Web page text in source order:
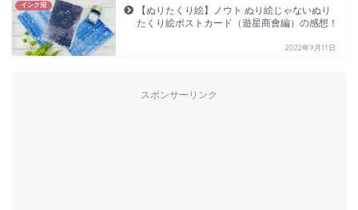
インク沼
【ぬりたくり絵】ノウト ぬり絵じゃないぬり
たくり絵ポストカード（遊星商會編）の感想！
2022年9月11日
スポンサーリンク